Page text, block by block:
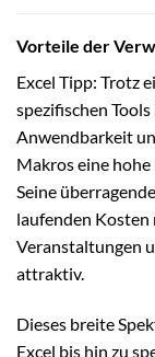
Vorteile der
Excel Tipp: Trotz
spezifischen
Anwendbarkeit
Makros eine
Seine
laufenden Kosten
Veranstaltungen
attraktiv.
Dieses breite
Excel bis hin zu